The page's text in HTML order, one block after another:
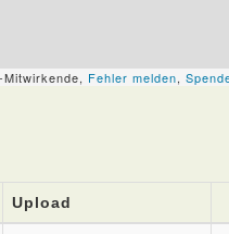
Upload